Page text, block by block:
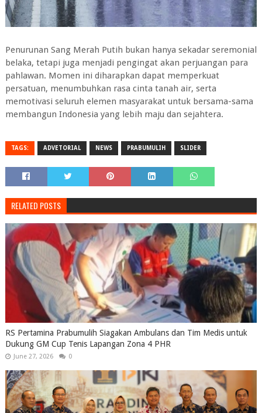
Penurunan Sang Merah Putih bukan hanya sekadar seremonial
belaka, tetapi juga menjadi pengingat akan perjuangan para
pahlawan. Momen ini diharapkan dapat memperkuat
persatuan, menumbuhkan rasa cinta tanah air, serta
memotivasi seluruh elemen masyarakat untuk bersama-sama
membangun Indonesia yang lebih maju dan sejahtera.
TAGS: ADVETORIAL NEWS PRABUMULIH SLIDER
RELATED POSTS
RS Pertamina Prabumulih Siagakan Ambulans dan Tim Medis untuk
Dukung GM Cup Tenis Lapangan Zona 4 PHR
June 27, 2026 0